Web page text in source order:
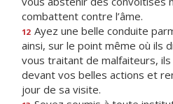
combattent contre l’âme.
12 Ayez une belle conduite
ainsi, sur le point même où ils
vous traitant de malfaiteurs,
devant vos belles actions et
jour de sa visite.